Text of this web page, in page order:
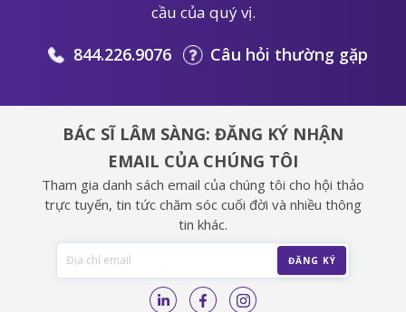
cầu của quý vị.
844.226.9076 Câu hỏi thường gặp
BÁC SĨ LÂM SÀNG: ĐĂNG KÝ NHẬN
EMAIL CỦA CHÚNG TÔI
Tham gia danh sách email của chúng tôi cho hội thảo
trực tuyến, tin tức chăm sóc cuối đời và nhiều thông
tin khác.